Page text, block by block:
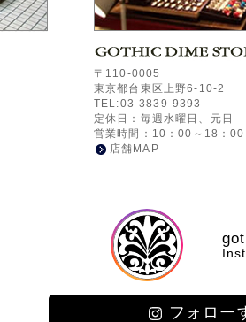
〒110-0005
東京都台東区上野6-10-2
TEL:03-3839-9393
定休日：毎週水曜日、元日
営業時間：10：00～18：00
店舗MAP
フォロー